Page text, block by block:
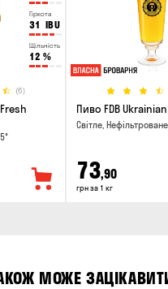
Гіркота
31 IBU
Щільність
12 %
(6)
Пиво FDB
Світле,
73,90
грн за 1 кг
МОЖЕ